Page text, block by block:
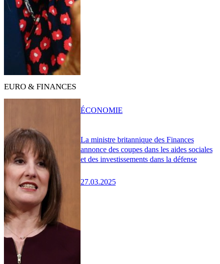
EURO & FINANCES
La ministre britannique des Finances
annonce des coupes dans les aides sociales
et des investissements dans la défense
27.03.2025
ÉCONOMIE